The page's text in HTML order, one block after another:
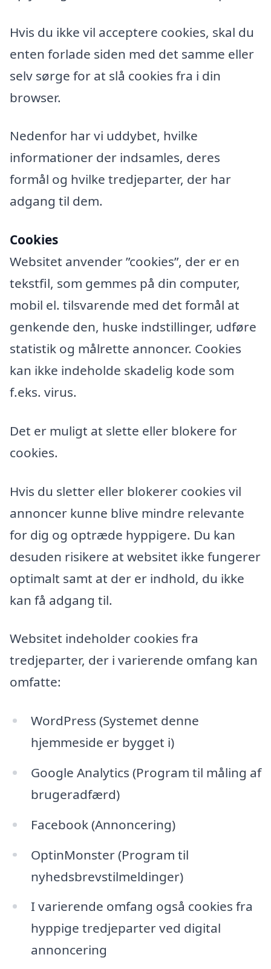
Hvis du ikke vil acceptere cookies, skal du
enten forlade siden med det samme eller
selv sørge for at slå cookies fra i din
browser.
Nedenfor har vi uddybet, hvilke
informationer der indsamles, deres
formål og hvilke tredjeparter, der har
adgang til dem.
Cookies
Websitet anvender ”cookies”, der er en
tekstfil, som gemmes på din computer,
mobil el. tilsvarende med det formål at
genkende den, huske indstillinger, udføre
statistik og målrette annoncer. Cookies
kan ikke indeholde skadelig kode som
f.eks. virus.
Det er muligt at slette eller blokere for
cookies.
Hvis du sletter eller blokerer cookies vil
annoncer kunne blive mindre relevante
for dig og optræde hyppigere. Du kan
desuden risikere at websitet ikke fungerer
optimalt samt at der er indhold, du ikke
kan få adgang til.
Websitet indeholder cookies fra
tredjeparter, der i varierende omfang kan
omfatte:
WordPress (Systemet denne
hjemmeside er bygget i)
Google Analytics (Program til måling af
brugeradfærd)
Facebook (Annoncering)
OptinMonster (Program til
nyhedsbrevstilmeldinger)
I varierende omfang også cookies fra
hyppige tredjeparter ved digital
annoncering